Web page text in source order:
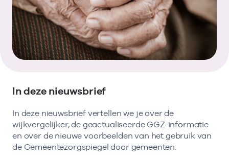
Zoeken in AGB-register
Vind de actuele gegevens van een
zorgaanbieder of onderneming.
Kortdurende zorg
Langdurige zorg
Zorg in de regio
Op zoek naar een rapport?
Retourcodezoeker
Bekijk het aanbod
Naar hulp
In deze nieuwsbrief
In deze nieuwsbrief vertellen we je over de
wijkvergelijker, de geactualiseerde GGZ-informatie
en over de nieuwe voorbeelden van het gebruik van
de Gemeentezorgspiegel door gemeenten.